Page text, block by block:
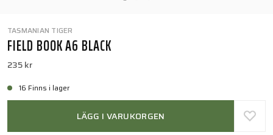
TASMANIAN TIGER
FIELD BOOK A6 BLACK
235 kr
16 Finns i lager
LÄGG I VARUKORGEN